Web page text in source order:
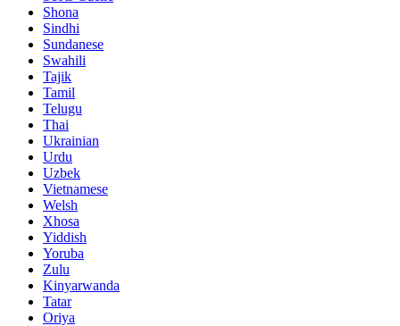
Shona
Sindhi
Sundanese
Swahili
Tajik
Tamil
Telugu
Thai
Ukrainian
Urdu
Uzbek
Vietnamese
Welsh
Xhosa
Yiddish
Yoruba
Zulu
Kinyarwanda
Tatar
Oriya